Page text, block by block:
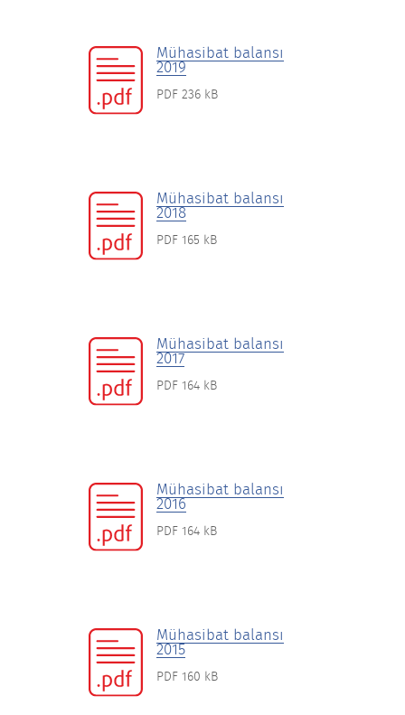
Mühasibat balansı
2019
PDF 236 kB
Mühasibat balansı
2018
PDF 165 kB
Mühasibat balansı
2017
PDF 164 kB
Mühasibat balansı
2016
PDF 164 kB
Mühasibat balansı
2015
PDF 160 kB